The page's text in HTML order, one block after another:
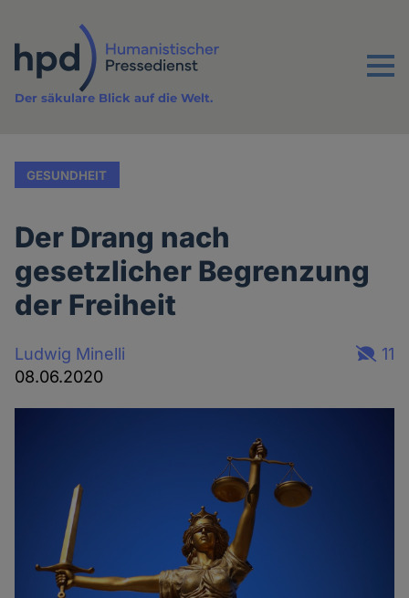
Inhalt
Menu
Der säkulare Blick auf die Welt.
GESUNDHEIT
Der Drang nach
gesetzlicher Begrenzung
der Freiheit
Ludwig Minelli
08.06.2020
11